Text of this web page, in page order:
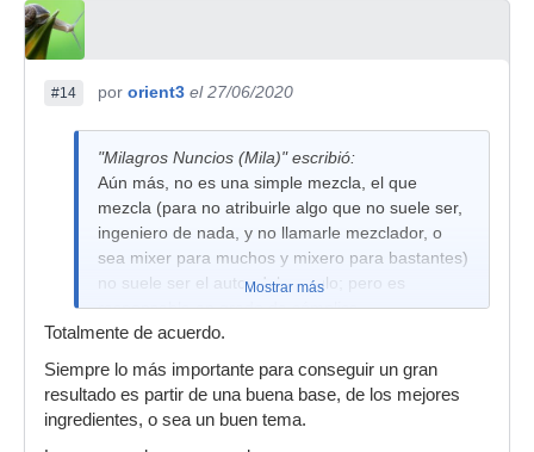
#14 por orient3 el 27/06/2020
"Milagros Nuncios (Mila)" escribió:
Aún más, no es una simple mezcla, el que
mezcla (para no atribuirle algo que no suele ser,
ingeniero de nada, y no llamarle mezclador, o
sea mixer para muchos y mixero para bastantes)
no suele ser el autor del arreglo; pero es
responsable en grado de cómplice.
Repito una y otra vez: sin arreglo (un buen
arreglo) no hay mezcla que acabe de funcionar y
a ti te encontré en la calle.
Mostrar más
Totalmente de acuerdo.
Siempre lo más importante para conseguir un gran
resultado es partir de una buena base, de los mejores
ingredientes, o sea un buen tema.